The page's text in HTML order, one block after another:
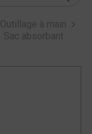
Outillage à main
Sac absorbant